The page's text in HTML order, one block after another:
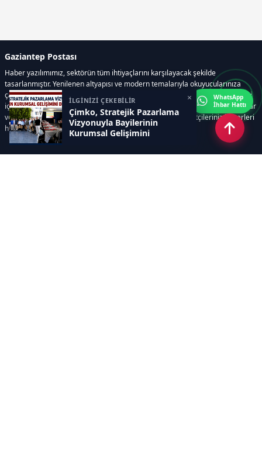
İLGİNİZİ ÇEKEBİLİR
Çimko, Stratejik Pazarlama
Vizyonuyla Bayilerinin
Kurumsal Gelişimini
×
Gaziantep Postası
Haber yazılımımız, sektörün tüm ihtiyaçlarını karşılayacak şekilde
tasarlanmıştır. Yenilenen altyapısı ve modern temalarıyla okuyucularınıza
çağdaş bir deneyim sunar. Sistemimiz, haber sitesinde gerekli tüm modülleri
içerir. Siz içerik üretmeye odaklanırken, yazılımımız zamandan tasarruf sağlar
ve süreçlerinizi kolaylaştırır. Etkili arayüzü sayesinde ziyaretçileriniz haberleri
hızlı ve keyifle takip edebilir.
WhatsApp
İhbar Hattı